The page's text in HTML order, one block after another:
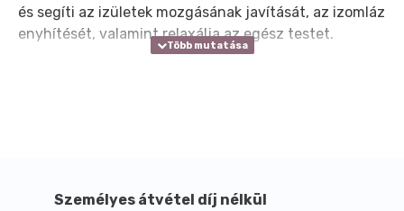
és segíti az izületek mozgásának javítását, az izomláz
enyhítését, valamint relaxálja az egész testet.
Személyes átvétel díj nélkül